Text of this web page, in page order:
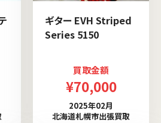
ギター EVH Striped
Series 5150
買取金額
¥70,000
2025年02月
北海道札幌市出張買取